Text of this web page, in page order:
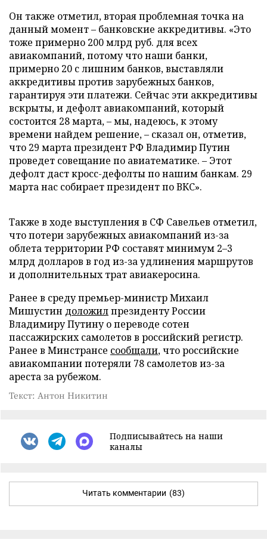
Он также отметил, вторая проблемная точка на
данный момент – банковские аккредитивы. «Это
тоже примерно 200 млрд руб. для всех
авиакомпаний, потому что наши банки,
примерно 20 с лишним банков, выставляли
аккредитивы против зарубежных банков,
гарантируя эти платежи. Сейчас эти аккредитивы
вскрыты, и дефолт авиакомпаний, который
состоится 28 марта, – мы, надеюсь, к этому
времени найдем решение, – сказал он, отметив,
что 29 марта президент РФ Владимир Путин
проведет совещание по авиатематике. – Этот
дефолт даст кросс-дефолты по нашим банкам. 29
марта нас собирает президент по ВКС».
Также в ходе выступления в СФ Савельев отметил,
что потери зарубежных авиакомпаний из-за
облета территории РФ составят минимум 2–3
млрд долларов в год из-за удлинения маршрутов
и дополнительных трат авиакеросина.
Ранее в среду премьер-министр Михаил
Мишустин доложилпрезиденту России
Владимиру Путину о переводе сотен
пассажирских самолетов в российский регистр.
Ранее в Минстрансе сообщали, что российские
авиакомпании потеряли 78 самолетов из-за
ареста за рубежом.
Текст: Антон Никитин
Подписывайтесь на наши
каналы
Читать комментарии (83)